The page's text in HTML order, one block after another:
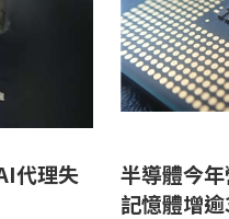
代理失
半導體今
記憶體增